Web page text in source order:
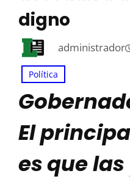
digno
administrador
Política
El
esque las